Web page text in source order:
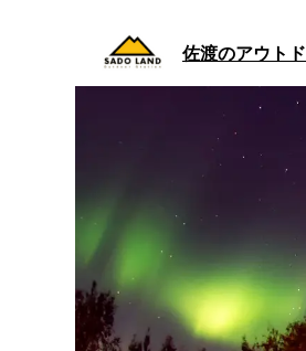
佐渡のアウト